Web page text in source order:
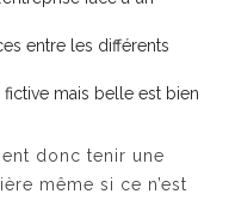
entre les différents
fictive mais belle est bien
donc tenir une
même si ce n’est